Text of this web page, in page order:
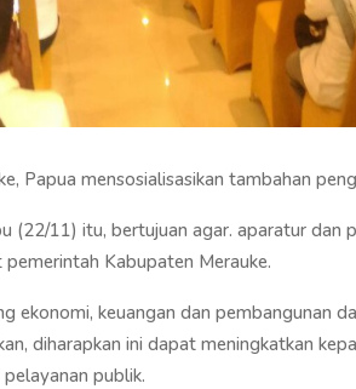
Papua mensosialisasikan tambahan
(22/11) itu, bertujuan agar. aparatur
Kabupaten Merauke.
ekonomi, keuangan dan pembangunan
diharapkan ini dapat meningkatkan
publik.